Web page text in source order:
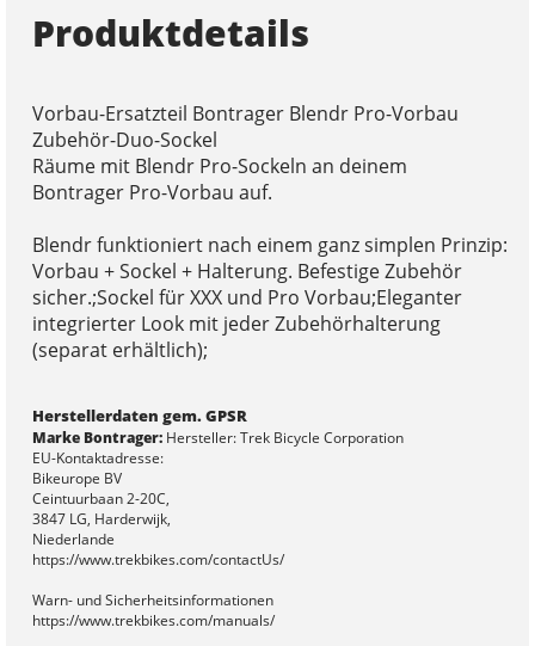
Produktdetails
Vorbau-Ersatzteil Bontrager Blendr Pro-Vorbau
Zubehör-Duo-Sockel
Räume mit Blendr Pro-Sockeln an deinem
Bontrager Pro-Vorbau auf.
Blendr funktioniert nach einem ganz simplen Prinzip:
Vorbau + Sockel + Halterung. Befestige Zubehör
sicher.;Sockel für XXX und Pro Vorbau;Eleganter
integrierter Look mit jeder Zubehörhalterung
(separat erhältlich);
Herstellerdaten gem. GPSR
Marke Bontrager:Hersteller: Trek Bicycle Corporation
EU-Kontaktadresse:
Bikeurope BV
Ceintuurbaan 2-20C,
3847 LG, Harderwijk,
Niederlande
https://www.trekbikes.com/contactUs/
Warn- und Sicherheitsinformationen
https://www.trekbikes.com/manuals/